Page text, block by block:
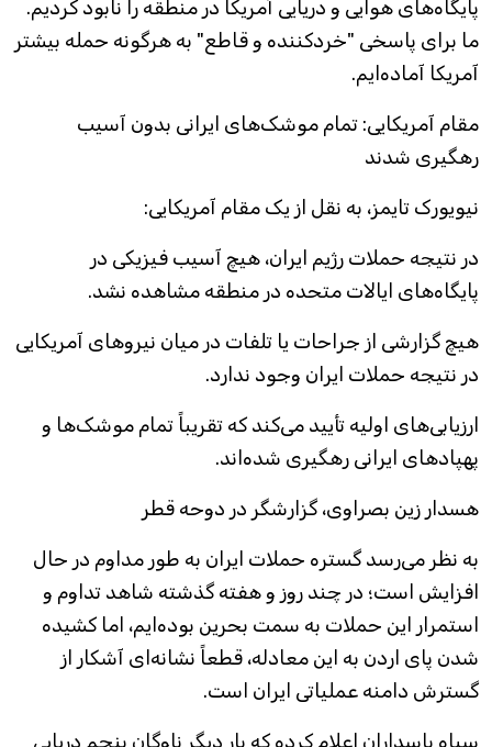
پایگاه‌های هوایی و دریایی آمریکا در منطقه را نابود کردیم.
ما برای پاسخی "خردکننده و قاطع" به هرگونه حمله بیشتر
آمریکا آماده‌ایم.
مقام آمریکایی: تمام موشک‌های ایرانی بدون آسیب
رهگیری شدند
نیویورک تایمز، به نقل از یک مقام آمریکایی:
در نتیجه حملات رژیم ایران، هیچ آسیب فیزیکی در
پایگاه‌های ایالات متحده در منطقه مشاهده نشد.
هیچ گزارشی از جراحات یا تلفات در میان نیروهای آمریکایی
در نتیجه حملات ایران وجود ندارد.
ارزیابی‌های اولیه تأیید می‌کند که تقریباً تمام موشک‌ها و
پهپادهای ایرانی رهگیری شده‌اند.
هسدار زین بصراوی، گزارشگر در دوحه قطر
به نظر می‌رسد گستره حملات ایران به طور مداوم در حال
افزایش است؛ در چند روز و هفته گذشته شاهد تداوم و
استمرار این حملات به سمت بحرین بوده‌ایم، اما کشیده
شدن پای اردن به این معادله، قطعاً نشانه‌ای آشکار از
گسترش دامنه عملیاتی ایران است.
سپاه پاسداران اعلام کرده که بار دیگر ناوگان پنجم دریایی